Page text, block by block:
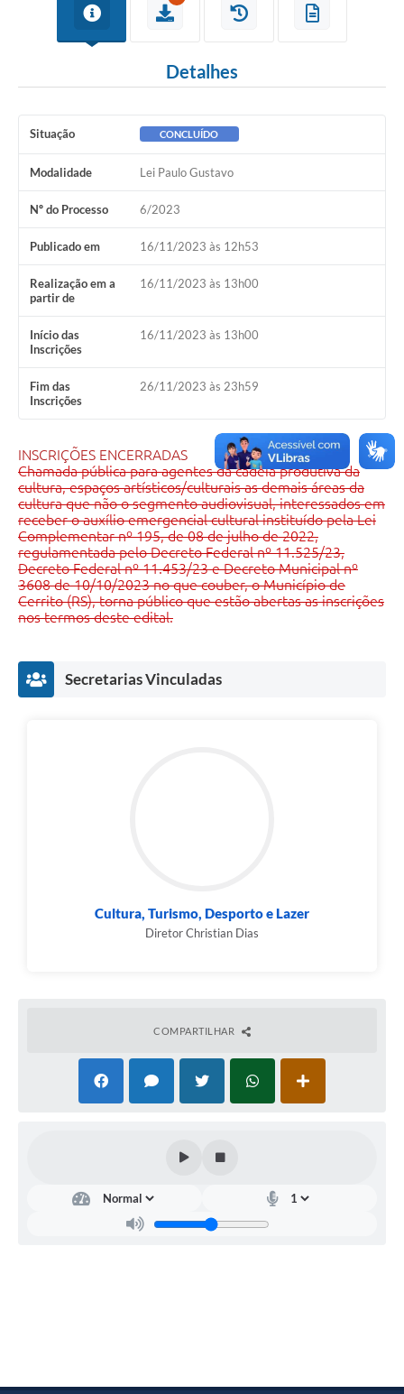
Detalhes
Situação CONCLUÍDO
Modalidade Lei Paulo Gustavo
Nº do Processo 6/2023
Publicado em 16/11/2023 às 12h53
Realização em a
partir de
16/11/2023 às 13h00
Início das
Inscrições
16/11/2023 às 13h00
Fim das
Inscrições
26/11/2023 às 23h59
INSCRIÇÕES ENCERRADAS
Chamada pública para agentes da cadeia produtiva da
cultura, espaços artísticos/culturais as demais áreas da
cultura que não o segmento audiovisual, interessados em
receber o auxílio emergencial cultural instituído pela Lei
Complementar nº 195, de 08 de julho de 2022,
regulamentada pelo Decreto Federal nº 11.525/23,
Decreto Federal nº 11.453/23 e Decreto Municipal nº
3608 de 10/10/2023 no que couber, o Município de
Cerrito (RS), torna público que estão abertas as inscrições
nos termos deste edital.
Secretarias Vinculadas
Cultura, Turismo, Desporto e Lazer
Diretor Christian Dias
COMPARTILHAR